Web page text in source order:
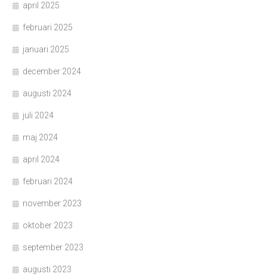
april 2025
februari 2025
januari 2025
december 2024
augusti 2024
juli 2024
maj 2024
april 2024
februari 2024
november 2023
oktober 2023
september 2023
augusti 2023